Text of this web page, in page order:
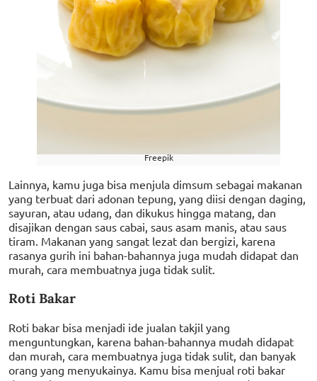
Freepik
Lainnya, kamu juga bisa menjula dimsum sebagai makanan
yang terbuat dari adonan tepung, yang diisi dengan daging,
sayuran, atau udang, dan dikukus hingga matang, dan
disajikan dengan saus cabai, saus asam manis, atau saus
tiram. Makanan yang sangat lezat dan bergizi, karena
rasanya gurih ini bahan-bahannya juga mudah didapat dan
murah, cara membuatnya juga tidak sulit.
Roti Bakar
Roti bakar bisa menjadi ide jualan takjil yang
menguntungkan, karena bahan-bahannya mudah didapat
dan murah, cara membuatnya juga tidak sulit, dan banyak
orang yang menyukainya. Kamu bisa menjual roti bakar